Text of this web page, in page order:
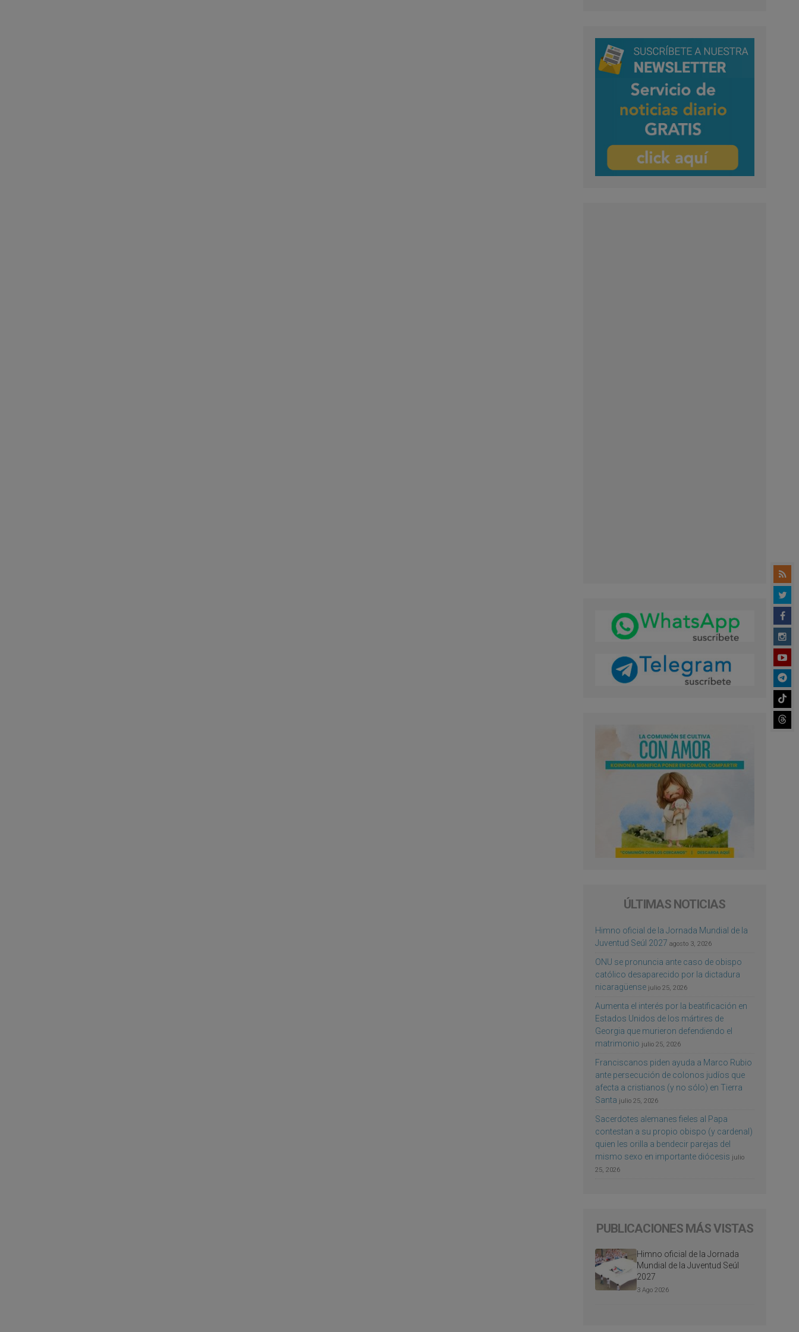
ÚLTIMAS NOTICIAS
Himno oficial de la Jornada Mundial de la
Juventud Seúl 2027 agosto 3, 2026
ONU se pronuncia ante caso de obispo
católico desaparecido por la dictadura
nicaragüense julio 25, 2026
Aumenta el interés por la beatificación en
Estados Unidos de los mártires de
Georgia que murieron defendiendo el
matrimonio julio 25, 2026
Franciscanos piden ayuda a Marco Rubio
ante persecución de colonos judíos que
afecta a cristianos (y no sólo) en Tierra
Santa julio 25, 2026
Sacerdotes alemanes fieles al Papa
contestan a su propio obispo (y cardenal)
quien les orilla a bendecir parejas del
mismo sexo en importante diócesis julio
25, 2026
PUBLICACIONES MÁS VISTAS
Himno oficial de la Jornada
Mundial de la Juventud Seúl
2027
3 Ago 2026